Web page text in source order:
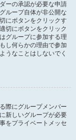
ーの承認が必要な申請
ループ自体が非公開な
にボタンをクリックす
切にボタンをクリック
グループに参加する理
し何らかの理由で参加
うなことはしないでく
際にグループメンバー
新しいグループが必要
をプライベートメッセ